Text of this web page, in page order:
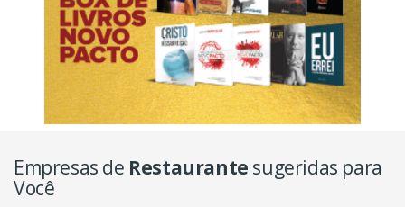
Empresas de Restaurante sugeridas para
Você